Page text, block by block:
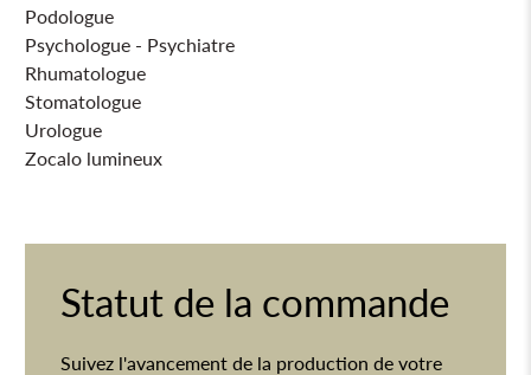
Podologue
Psychologue - Psychiatre
Rhumatologue
Stomatologue
Urologue
Zocalo lumineux
Statut de la commande
Suivez l'avancement de la production de votre